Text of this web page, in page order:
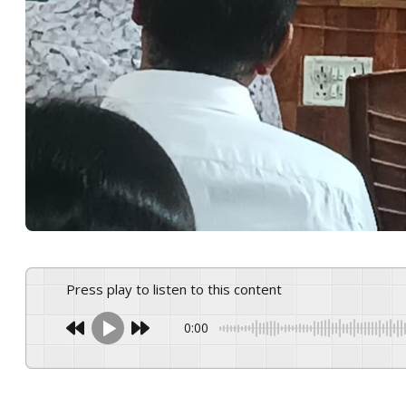
Press play to listen to this content
0:00